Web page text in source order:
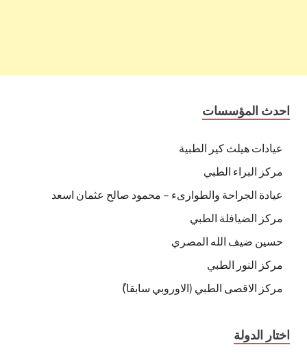
احدث المؤسسات
عيادات هيلث كير الطبية
مركز البراء الطبي
عيادة الجراحة والطوارىء – محمود صالح عثمان اسعد
مركز الضيافلة الطبي
حسين ضيف الله المصري
مركز النور الطبي
مركز الاقصى الطبي (الاوروبي سابقا)ً
اختار الدولة